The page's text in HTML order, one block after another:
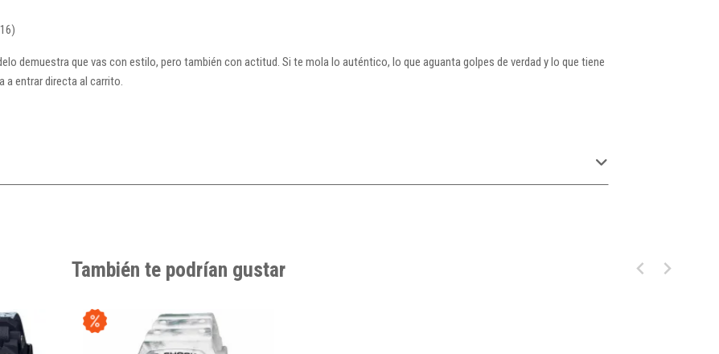
demuestra que vas con estilo, pero también con actitud. Si te mola lo auténtico, lo que aguanta golpes de verdad y lo que tiene
a entrar directa al carrito.
También te podrían gustar